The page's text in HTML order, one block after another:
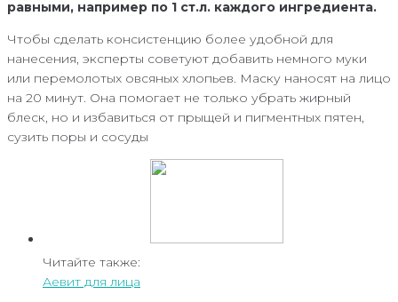
равными, например по 1 ст.л. каждого ингредиента.
Чтобы сделать консистенцию более удобной для
нанесения, эксперты советуют добавить немного муки
или перемолотых овсяных хлопьев. Маску наносят на лицо
на 20 минут. Она помогает не только убрать жирный
блеск, но и избавиться от прыщей и пигментных пятен,
сузить поры и сосуды
Читайте также:
Аевит для лица